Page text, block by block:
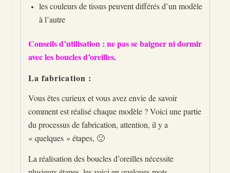
les couleurs de tissus peuvent différés d’un modèle
à l’autre
Conseils d’utilisation : ne pas se baigner ni dormir
avec les boucles d’oreilles.
La fabrication :
Vous êtes curieux et vous avez envie de savoir
comment est réalisé chaque modèle ? Voici une partie
du processus de fabrication, attention, il y a
« quelques » étapes, 🙂
La réalisation des boucles d’oreilles nécessite